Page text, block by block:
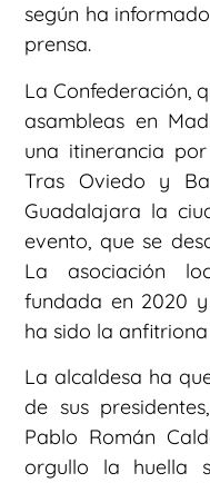
según ha
prensa.
La Confederación,
asambleas en
una itinerancia
Tras Oviedo y
Guadalajara la
evento, que se
La asociación
fundada en 2020
ha sido la
La alcaldesa ha
de sus
Pablo Román
orgullo la huella